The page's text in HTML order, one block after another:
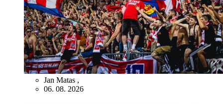
Jan Matas ,
06. 08. 2026